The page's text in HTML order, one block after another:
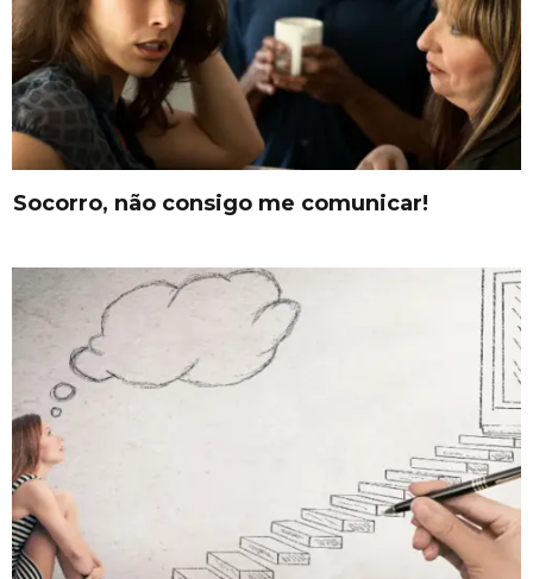
Socorro, não consigo me comunicar!